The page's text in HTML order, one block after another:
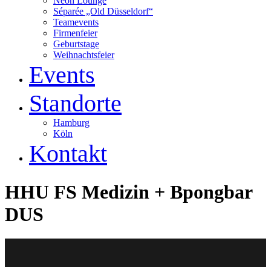
Séparée „Old Düsseldorf“
Teamevents
Firmenfeier
Geburtstage
Weihnachtsfeier
Events
Standorte
Hamburg
Köln
Kontakt
HHU FS Medizin + Bpongbar
DUS